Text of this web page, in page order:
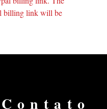
billing link will be
Contato